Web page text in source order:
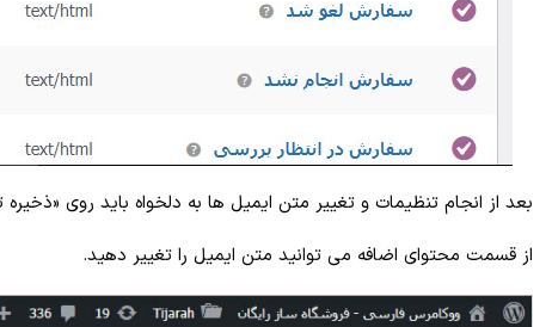
بعد از انجام تنظیمات و تغییر متن ایمیل ها به دلخواه باید روی «ذخیره
از قسمت محتوای اضافه می توانید متن ایمیل را تغییر دهید.